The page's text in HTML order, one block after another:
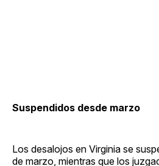
Suspendidos desde marzo
Los desalojos en Virginia se
de marzo, mientras que los